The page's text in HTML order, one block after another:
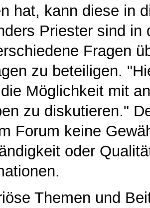
hat, kann diese in
Priester sind in
Fragen
zu beteiligen.
Möglichkeit mit
zu diskutieren."
Forum keine
oder
Themen und